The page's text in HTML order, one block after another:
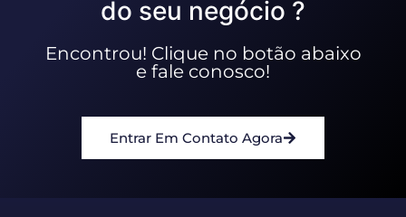
do seu negócio ?
Encontrou! Clique no botão abaixo
e fale conosco!
Entrar Em Contato Agora